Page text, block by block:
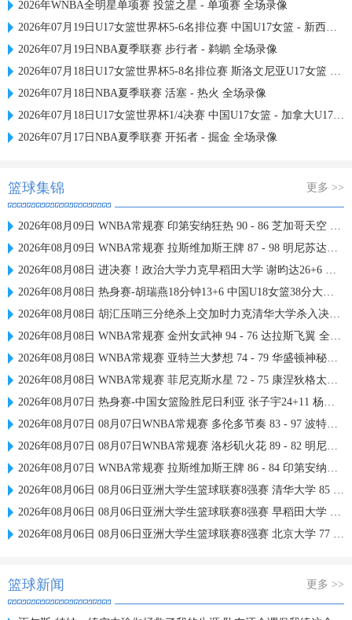
2026年WNBA全明星单项赛 投篮之星 - 单项赛 全场录像
2026年07月19日U17女篮世界杯5-6名排位赛 中国U17女篮 - 新西兰U17女篮 全场录像
2026年07月19日NBA夏季联赛 步行者 - 鹈鹕 全场录像
2026年07月18日U17女篮世界杯5-8名排位赛 斯洛文尼亚U17女篮 - 中国U17女篮 全场录像
2026年07月18日NBA夏季联赛 活塞 - 热火 全场录像
2026年07月18日U17女篮世界杯1/4决赛 中国U17女篮 - 加拿大U17女篮 录像
2026年07月17日NBA夏季联赛 开拓者 - 掘金 全场录像
篮球集锦 更多 >>
2026年08月09日 WNBA常规赛 印第安纳狂热 90 - 86 芝加哥天空 全场集锦
2026年08月09日 WNBA常规赛 拉斯维加斯王牌 87 - 98 明尼苏达山猫 全场集锦
2026年08月08日 进决赛！政治大学力克早稻田大学 谢昀达26+6 波波卡22+15+7
2026年08月08日 热身赛-胡瑞燕18分钟13+6 中国U18女篮38分大胜蒙古女篮
2026年08月08日 胡汇压哨三分绝杀上交加时力克清华大学杀入决赛 陈天灿三双
2026年08月08日 WNBA常规赛 金州女武神 94 - 76 达拉斯飞翼 全场集锦
2026年08月08日 WNBA常规赛 亚特兰大梦想 74 - 79 华盛顿神秘人 全场集锦
2026年08月08日 WNBA常规赛 菲尼克斯水星 72 - 75 康涅狄格太阳 全场集锦
2026年08月07日 热身赛-中国女篮险胜尼日利亚 张子宇24+11 杨舒予12+6
2026年08月07日 08月07日WNBA常规赛 多伦多节奏 83 - 97 波特兰火焰 集锦
2026年08月07日 08月07日WNBA常规赛 洛杉矶火花 89 - 82 明尼苏达山猫 全场集锦
2026年08月07日 WNBA常规赛 拉斯维加斯王牌 86 - 84 印第安纳狂热 全场集锦
2026年08月06日 08月06日亚洲大学生篮球联赛8强赛 清华大学 85 - 81 菲律宾大学 集锦
2026年08月06日 08月06日亚洲大学生篮球联赛8强赛 早稻田大学 78 - 71 高丽大学 集锦
2026年08月06日 08月06日亚洲大学生篮球联赛8强赛 北京大学 77 - 79 上海交通大学 集锦
篮球新闻 更多 >>